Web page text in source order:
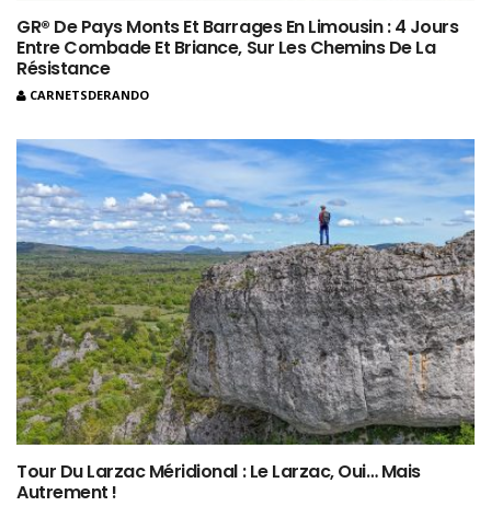
GR® De Pays Monts Et Barrages En Limousin : 4 Jours
Entre Combade Et Briance, Sur Les Chemins De La
Résistance
CARNETSDERANDO
Tour Du Larzac Méridional : Le Larzac, Oui… Mais
Autrement !